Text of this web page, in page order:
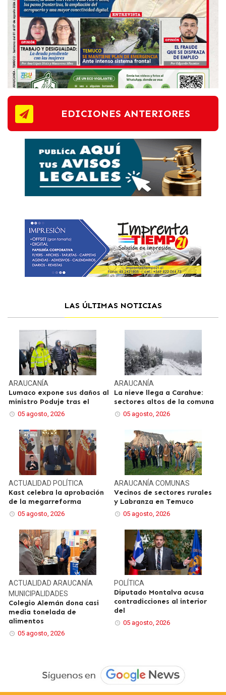
EDICIONES ANTERIORES
LAS ÚLTIMAS NOTICIAS
ARAUCANÍA
Lumaco expone sus daños al
ministro Poduje tras el
05 agosto, 2026
ARAUCANÍA
La nieve llega a Carahue:
sectores altos de la comuna
05 agosto, 2026
ACTUALIDAD POLÍTICA
Kast celebra la aprobación
de la megarreforma
05 agosto, 2026
ARAUCANÍA COMUNAS
Vecinos de sectores rurales
y Labranza en Temuco
05 agosto, 2026
ACTUALIDADARAUCANÍA
MUNICIPALIDADES
Colegio Alemán dona casi
media tonelada de
alimentos
05 agosto, 2026
POLÍTICA
Diputado Montalva acusa
contradicciones al interior
del
05 agosto, 2026